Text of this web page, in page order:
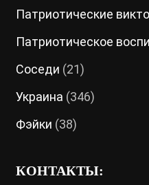
Патриотические
Патриотическое
Соседи (21)
Украина (346)
Фэйки (38)
КОНТАКТЫ: